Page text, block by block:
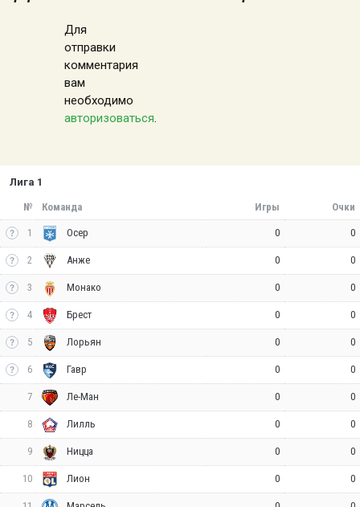
Для
отправки
комментария
вам
необходимо
авторизоваться.
Лига 1
№ Команда Игры Очки
1 Осер 0 0
2 Анже 0 0
3 Монако 0 0
4 Брест 0 0
5 Лорьян 0 0
6 Гавр 0 0
7 Ле-Ман 0 0
8 Лилль 0 0
9 Ницца 0 0
10 Лион 0 0